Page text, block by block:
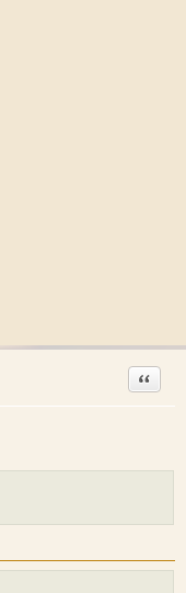
Citation